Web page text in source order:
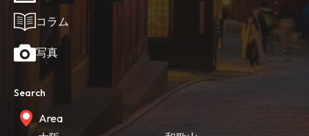
コラム
写真
Search
Area